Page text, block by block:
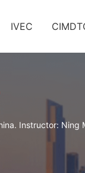
IVEC
Instructor: Ning